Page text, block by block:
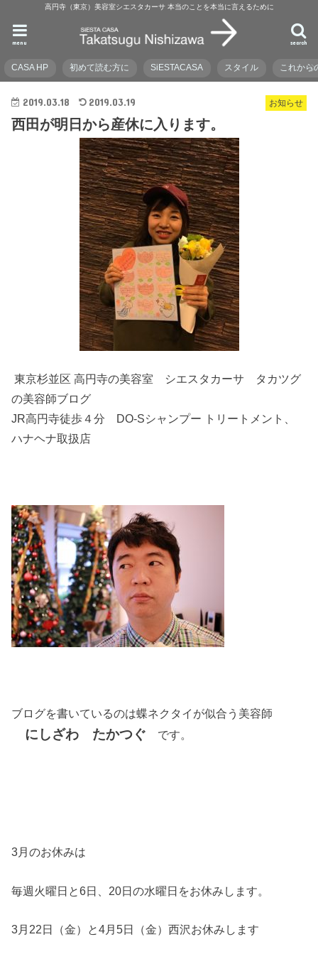
高円寺（東京）美容室シエスタカーサ 本当のことを本当に言えるために
search
menu
CASA HP 初めて読む方に SiESTACASA スタイル これから
お知らせ
2019.03.18 2019.03.19
西田が明日から産休に入ります。
東京杉並区 高円寺の美容室 シエスタカーサ タカツグ
の美容師ブログ
JR高円寺徒歩４分 DO-Sシャンプー トリートメント、
ハナヘナ取扱店
ブログを書いているのは蝶ネクタイが似合う美容師
にしざわ たかつぐ です。
3月のお休みは
毎週火曜日と6日、20日の水曜日をお休みします。
3月22日（金）と4月5日（金）西沢お休みします